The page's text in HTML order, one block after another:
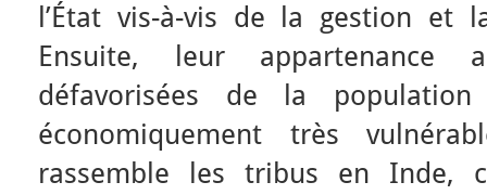
l’État vis-à-vis de la gestion et
Ensuite, leur
défavorisées de la
économiquement très
rassemble les tribus en Inde,